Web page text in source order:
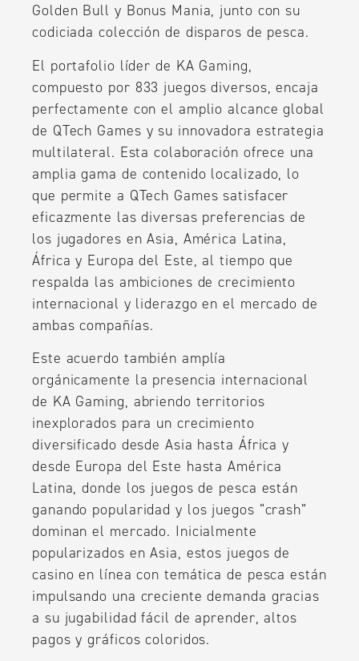
Golden Bull y Bonus Mania, junto con su
codiciada colección de disparos de pesca.
El portafolio líder de KA Gaming,
compuesto por 833 juegos diversos, encaja
perfectamente con el amplio alcance global
de QTech Games y su innovadora estrategia
multilateral. Esta colaboración ofrece una
amplia gama de contenido localizado, lo
que permite a QTech Games satisfacer
eficazmente las diversas preferencias de
los jugadores en Asia, América Latina,
África y Europa del Este, al tiempo que
respalda las ambiciones de crecimiento
internacional y liderazgo en el mercado de
ambas compañías.
Este acuerdo también amplía
orgánicamente la presencia internacional
de KA Gaming, abriendo territorios
inexplorados para un crecimiento
diversificado desde Asia hasta África y
desde Europa del Este hasta América
Latina, donde los juegos de pesca están
ganando popularidad y los juegos “crash”
dominan el mercado. Inicialmente
popularizados en Asia, estos juegos de
casino en línea con temática de pesca están
impulsando una creciente demanda gracias
a su jugabilidad fácil de aprender, altos
pagos y gráficos coloridos.